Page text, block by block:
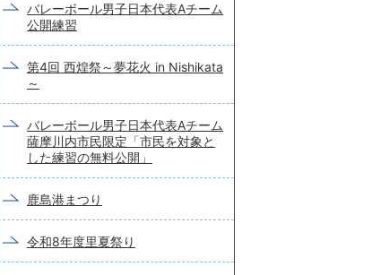
バレーボール男子日本代表Aチーム
公開練習
第4回 西煌祭～夢花火 in Nishikata
～
バレーボール男子日本代表Aチーム
薩摩川内市民限定「市民を対象と
した練習の無料公開」
鹿島港まつり
令和8年度里夏祭り